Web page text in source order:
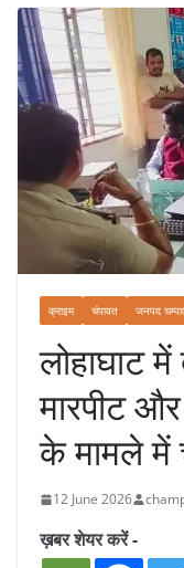
क्राइम चंपावत जनपद
लोहाघाट
मारपीट
के मामले में
12 June 2026
ख़बर शेयर करें -